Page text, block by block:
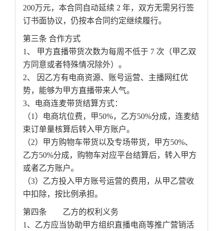
200万元，本合同自动延续 2 年，双方无需另行签
订书面协议，仍按本合同约定继续履行。
第三条 合作方式
1、 甲方直播带货次数为每周不低于 7 次（甲乙双
方同意或者特殊情况除外）。
2、 因乙方有电商资源、账号运营、主播网红优
势，能够为甲方直播带来人气。
3、电商连麦带货结算方式：
（1）电商坑位费，甲50%，乙方50%分成，连麦结
束订单量核算后转入甲方账户。
（2）甲方购物车带货以及专场带货，甲方50%、
乙方50%分成，购物车对应平台结算后，转入甲方
或者乙方账户。
（3）乙方投入甲方账号运营的费用，从甲乙营收
中扣除，按比例承担。
第四条 乙方的权利义务
1、乙方应当协助甲方组织直播电商等推广营销活